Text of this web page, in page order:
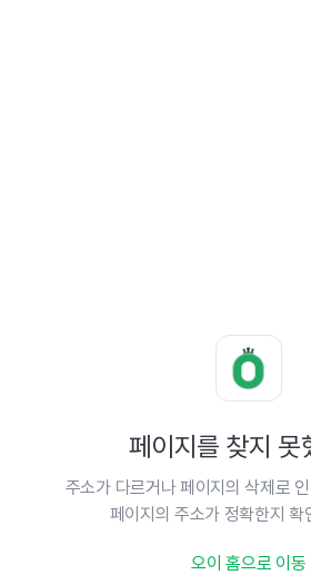
페이지를 찾지 못
주소가 다르거나 페이지의 삭제로
페이지의 주소가 정확한지 확
오이 홈으로 이동